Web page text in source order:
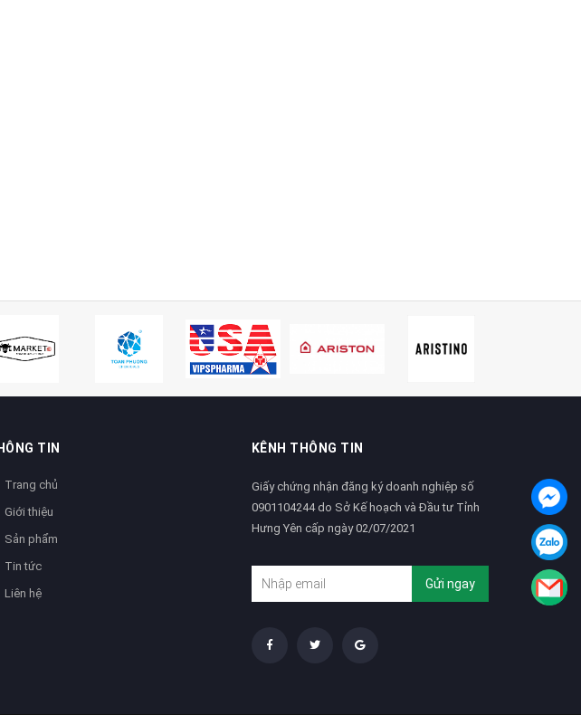
TIN
Trang chủ
Giới thiệu
Sản phẩm
Tin tức
Liên hệ
KÊNH THÔNG TIN
Giấy chứng nhận đăng ký doanh nghiệp số
0901104244 do Sở Kế hoạch và Đầu tư Tỉnh
Hưng Yên cấp ngày 02/07/2021
Gửi ngay